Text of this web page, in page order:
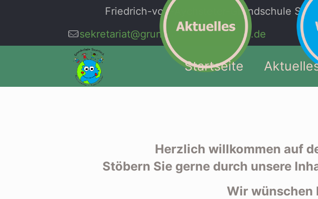
Friedrich-von-Aychsteter-Grundschule
sekretariat@grundschule-sauerlach.de
Startseite
Herzlich willkommen auf
Stöbern Sie gerne durch unsere
Wir wünschen